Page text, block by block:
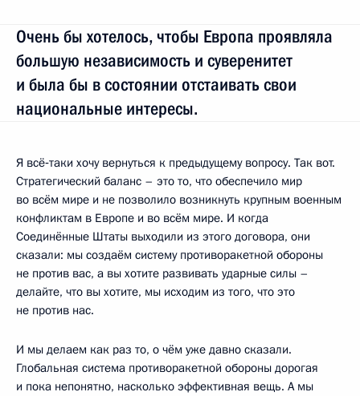
Очень бы хотелось, чтобы Европа проявляла
большую независимость и суверенитет
и была бы в состоянии отстаивать свои
национальные интересы.
Я всё‑таки хочу вернуться к предыдущему вопросу. Так вот.
Стратегический баланс – это то, что обеспечило мир
во всём мире и не позволило возникнуть крупным военным
конфликтам в Европе и во всём мире. И когда
Соединённые Штаты выходили из этого договора, они
сказали: мы создаём систему противоракетной обороны
не против вас, а вы хотите развивать ударные силы –
делайте, что вы хотите, мы исходим из того, что это
не против нас.
И мы делаем как раз то, о чём уже давно сказали.
Глобальная система противоракетной обороны дорогая
и пока непонятно, насколько эффективная вещь. А мы